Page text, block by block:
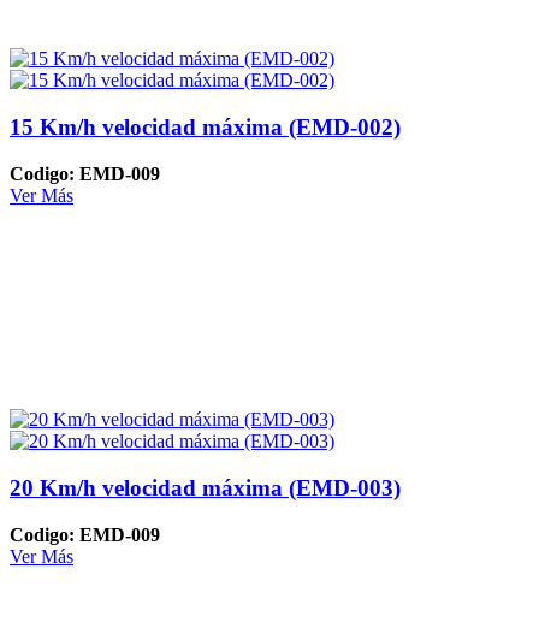
15 Km/h velocidad máxima (EMD-002)
Codigo: EMD-009
Ver Más
20 Km/h velocidad máxima (EMD-003)
Codigo: EMD-009
Ver Más